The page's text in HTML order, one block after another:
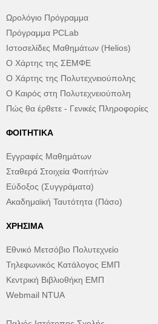
Ωρολόγιο Πρόγραμμα
Πρόγραμμα PCLab
Ιστοσελίδες Μαθημάτων (Helios)
Ο Χάρτης της ΣΕΜΦΕ
Ο Χάρτης της Πολυτεχνειούπολης
Ο Καιρός στη Πολυτεχνειούπολη
Πώς θα έρθετε - Γενικές Πληροφορίες
ΦΟΙΤΗΤΙΚΆ
Εγγραφές Μαθημάτων
Σταθερά Στοιχεία Φοιτήτών
Εύδοξος (Συγγράματα)
Ακαδημαϊκή Ταυτότητα (Πάσο)
ΧΡΉΣΙΜΑ
Εθνικό Μετσόβιο Πολυτεχνείο
Τηλεφωνικός Κατάλογος ΕΜΠ
Κεντρική Βιβλιοθήκη ΕΜΠ
Webmail NTUA